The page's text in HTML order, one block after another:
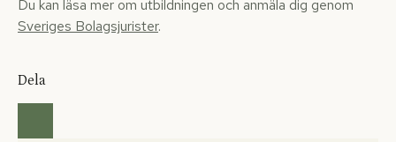
Du kan läsa mer om utbildningen och anmäla dig genom
Sveriges Bolagsjurister.
Dela